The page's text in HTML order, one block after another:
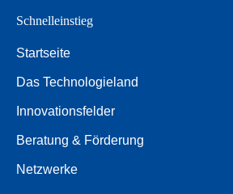
Schnelleinstieg
Startseite
Das Technologieland
Innovationsfelder
Beratung & Förderung
Netzwerke